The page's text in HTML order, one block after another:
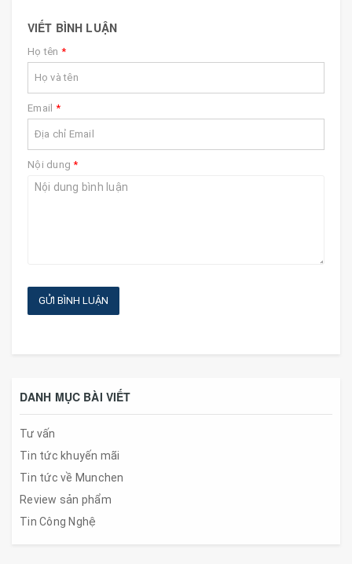
VIẾT BÌNH LUẬN
Họ tên *
Email *
Nội dung*
GỬI BÌNH LUẬN
DANH MỤC BÀI VIẾT
Tư vấn
Tin tức khuyến mãi
Tin tức về Munchen
Review sản phẩm
Tin Công Nghệ